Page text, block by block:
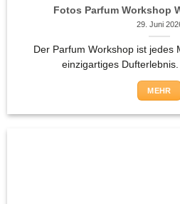
Fotos Parfum Workshop
29. Juni
Der Parfum Workshop ist jedes
einzigartiges
MEHR